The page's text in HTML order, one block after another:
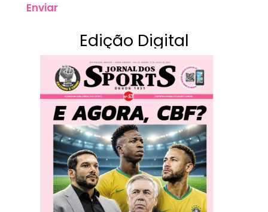
Enviar
Edição Digital